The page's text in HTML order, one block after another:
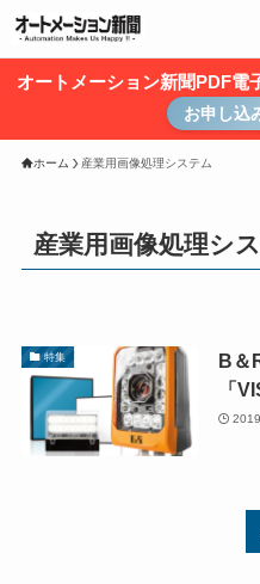
オートメーション新聞PDF電
お申し込
ホーム 産業用画像処理システム
産業用画像処理シ
特集
B＆
「